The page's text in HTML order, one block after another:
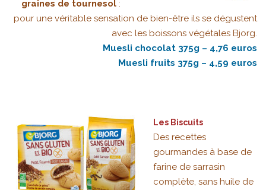
graines de tournesol :
pour une véritable sensation de bien-être ils se dégustent
avec les boissons végétales Bjorg.
Muesli chocolat 375g – 4,76 euros
Muesli fruits 375g – 4,59 euros
Les Biscuits
Des recettes
gourmandes à base de
farine de sarrasin
complète, sans huile de